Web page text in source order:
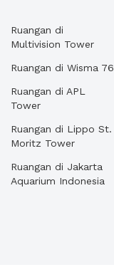
Ruangan di
Multivision Tower
Ruangan di Wisma 76
Ruangan di APL
Tower
Ruangan di Lippo St.
Moritz Tower
Ruangan di Jakarta
Aquarium Indonesia